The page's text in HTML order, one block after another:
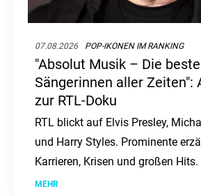
07.08.2026 POP-IKONEN IM RANKING
"Absolut Musik – Die
Sängerinnen aller Zeiten":
zur RTL-Doku
RTL blickt auf Elvis Presley,
und Harry Styles. Prominente
Karrieren, Krisen und großen Hits.
MEHR